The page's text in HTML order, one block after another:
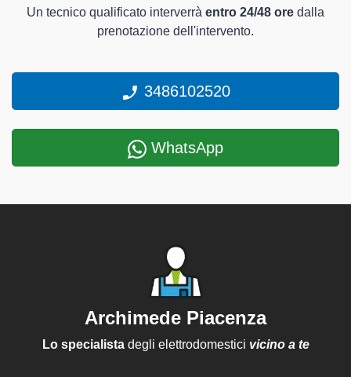
Un tecnico qualificato interverrà entro 24/48 ore dalla
prenotazione dell'intervento.
3486102520
WhatsApp
Archimede Piacenza
Lo specialistadegli elettrodomestici vicino a te